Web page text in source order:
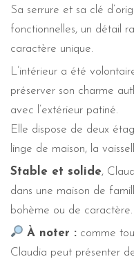
Sa serrure et sa clé
fonctionnelles, un détail
caractère unique.
L’intérieur a été
préserver son charme
avec l’extérieur patiné.
Elle dispose de deux
linge de maison, la
Stable et solide,
dans une maison de
bohème ou de caractère.
À noter : comme
Claudia peut présenter